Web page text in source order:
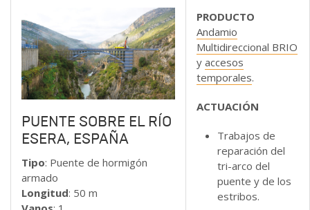
PUENTE SOBRE EL RÍO
ESERA, ESPAÑA
Tipo: Puente de hormigón
armado
Longitud: 50 m
PRODUCTO
Andamio
Multidireccional BRIO
y accesos
temporales.
ACTUACIÓN
Trabajos de
reparación del
tri-arco del
puente y de los
estribos.